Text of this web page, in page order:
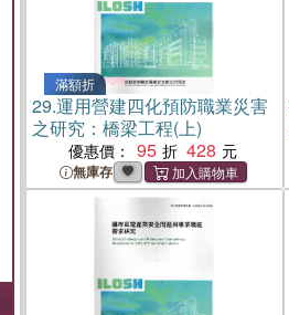
滿額折
29.運用營建四化預防職業災害
之研究：橋梁工程(上)
優惠價： 95 428
無庫存